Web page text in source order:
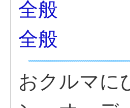
全般
全般
おクルマに